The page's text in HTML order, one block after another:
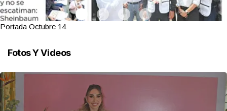
Portada Octubre 14
Fotos Y Videos